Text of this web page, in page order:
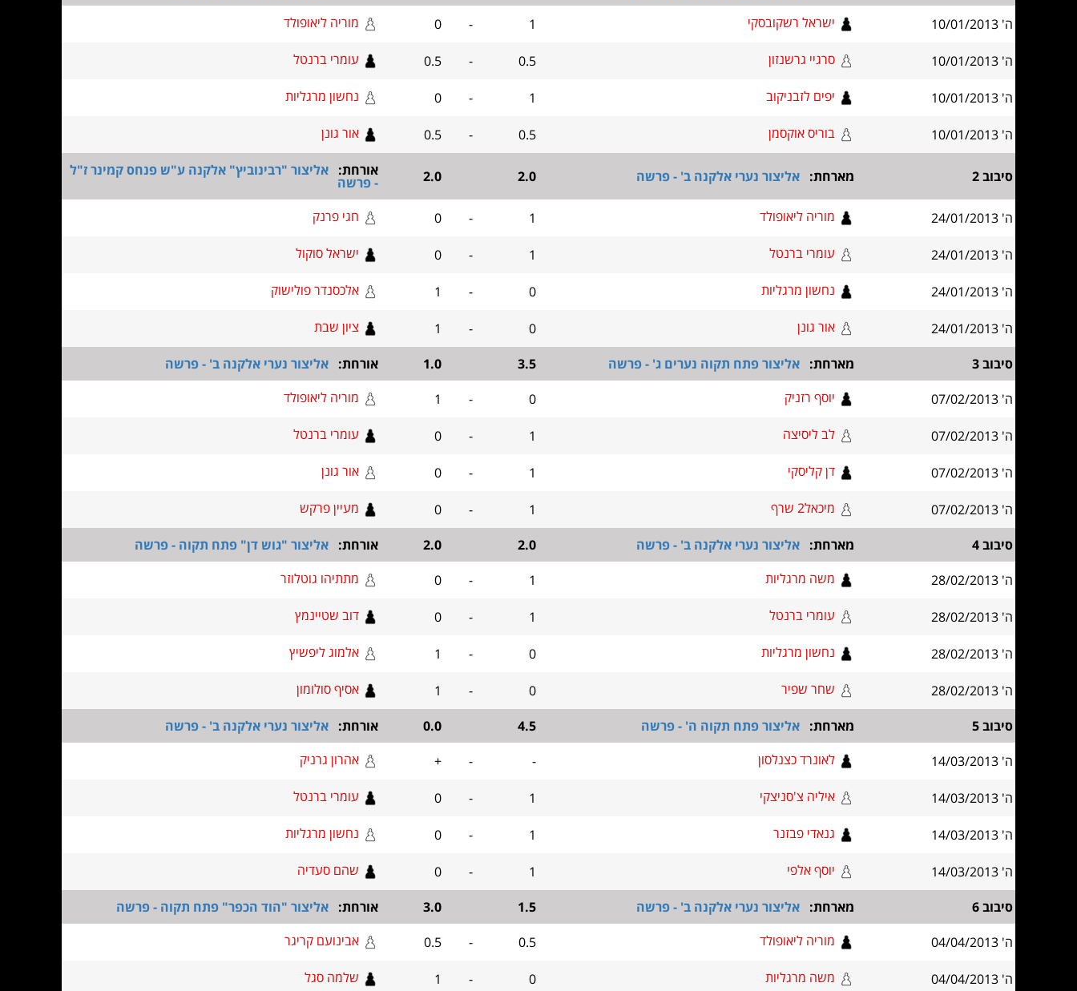
ה' 10/01/2013
ישראל רשקובסקי 1
-
0 מוריה ליאופולד
ה' 10/01/2013 סרגיי גרשנזון 0.5
-
0.5 עומרי ברנטל
ה' 10/01/2013 יפים לזבניקוב 1
-
0 נחשון מרגליות
ה' 10/01/2013 בוריס אוקסמן 0.5
-
0.5 אור גונן
סיבוב 2 מארחת: אליצור נערי אלקנה ב' - פרשה 2.0
2.0 אורחת: אליצור "רבינוביץ" אלקנה ע"ש פנחס קמינר ז"ל
- פרשה
ה' 24/01/2013
מוריה ליאופולד 1
-
0 חגי פרנק
ה' 24/01/2013 עומרי ברנטל 1
-
0 ישראל סוקול
ה' 24/01/2013 נחשון מרגליות 0
-
1 אלכסנדר פולישוק
ה' 24/01/2013 אור גונן 0
-
1 ציון שבת
סיבוב 3 מארחת: אליצור פתח תקוה נערים ג' - פרשה 3.5
1.0 אורחת: אליצור נערי אלקנה ב' - פרשה
ה' 07/02/2013
יוסף רזניק 0
-
1 מוריה ליאופולד
ה' 07/02/2013 לב ליסיצה 1
-
0 עומרי ברנטל
ה' 07/02/2013 דן קליסקי 1
-
0 אור גונן
ה' 07/02/2013 מיכאל2 שרף 1
-
0 מעיין פרקש
סיבוב 4 מארחת: אליצור נערי אלקנה ב' - פרשה 2.0
2.0 אורחת: אליצור "גוש דן" פתח תקוה - פרשה
ה' 28/02/2013
משה מרגליות 1
-
0 מתתיהו גוטלוזר
ה' 28/02/2013 עומרי ברנטל 1
-
0 דוב שטיינמץ
ה' 28/02/2013 נחשון מרגליות 0
-
1 אלמוג ליפשיץ
ה' 28/02/2013 שחר שפיר 0
-
1 אסיף סולומון
סיבוב 5 מארחת: אליצור פתח תקוה ה' - פרשה 4.5
0.0 אורחת: אליצור נערי אלקנה ב' - פרשה
ה' 14/03/2013
לאונרד כצנלסון -
-
+ אהרון גרניק
ה' 14/03/2013 איליה צ'סניצקי 1
-
0 עומרי ברנטל
ה' 14/03/2013 גנאדי פבזנר 1
-
0 נחשון מרגליות
ה' 14/03/2013 יוסף אלפי 1
-
0 שהם סעדיה
סיבוב 6 מארחת: אליצור נערי אלקנה ב' - פרשה 1.5
3.0 אורחת: אליצור "הוד הכפר" פתח תקוה - פרשה
ה' 04/04/2013
מוריה ליאופולד 0.5
-
0.5 אבינועם קריגר
ה' 04/04/2013 משה מרגליות 0
-
1 שלמה סגל